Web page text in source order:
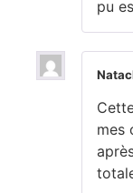
pu
mes